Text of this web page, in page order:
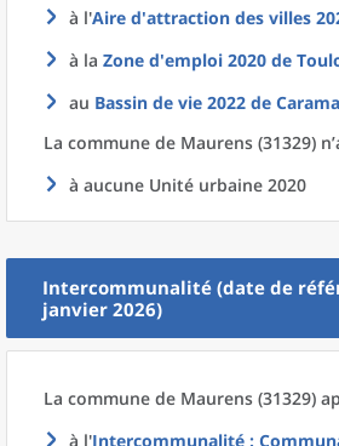
à l'Aire d'attraction des villes
à la Zone d'emploi 2020 de
au Bassin de vie 2022 de
La commune de Maurens (31329)
à aucune Unité urbaine 2020
Intercommunalité (date de
janvier 2026)
La commune de Maurens (31329)
à l'Intercommunalité :